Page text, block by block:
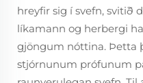
hreyfir sig í svefn, svitið
líkamann og herbergi
gjöngum nóttina. Þetta
stjórnunum prófunum